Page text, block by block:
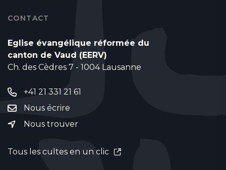
CONTACT
Eglise évangélique réformée du
canton de Vaud (EERV)
Ch. des Cèdres 7 - 1004 Lausanne
+41 21 331 21 61
Nous écrire
Nous trouver
Tous les cultes en un clic